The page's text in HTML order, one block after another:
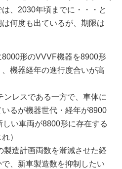
、2030年頃までに・・・と
何度も出ているが、期限は
8000形のVVVF機器を8900形
機器経年の進行度合いが高
ンレスである一方で、車体に
るが機器世代・経年が8900
い車両が8800形に存在する
）
製造計画両数を漸減させた経
、新車製造数を抑制したい